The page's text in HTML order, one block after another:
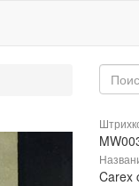
Carex